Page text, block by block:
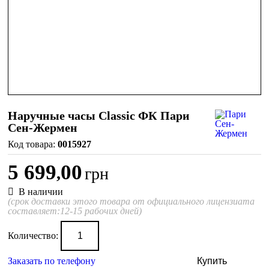
Наручные часы Classic ФК Пари
Сен-Жермен
0015927
5 699,00грн
В наличии
(срок доставки этого товара от официального лицензиата
составляет:12-15 рабочих дней)
Количество:
Заказать по телефону
Купить